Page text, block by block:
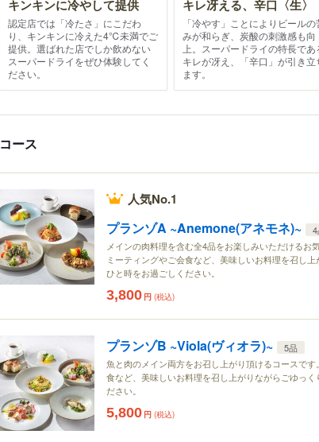
キンキンに冷やして提供
認定店では「冷たさ」にこだわ
り、キンキンに冷えた4℃未満でご
提供。選ばれた店でしか飲めない
スーパードライをぜひ体験してく
ださい。
キレ冴える、辛口〈生〉
「冷やす」ことによりビールの
みが和らぎ、炭酸の刺激感も向
上。スーパードライの特長であ
キレが冴え、「辛口」が引き立
ます。
コース
人気No.1
プランゾA ~Anemone(アネモネ)~
メインの肉料理を含む全4品をお楽しみいただけるお
ミーティングやご会食など、美味しいお料理を召し
ひと時をお過ごしください。
3,800 円 (税込)
プランゾB ~Viola(ヴィオラ)~
5品
魚と肉のメイン両方をお召し上がり頂けるコースで
食など、美味しいお料理を召し上がりながらごゆっく
ださい。
5,800 円 (税込)